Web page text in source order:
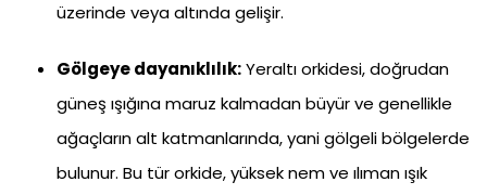
üzerinde veya altında gelişir.
Gölgeye dayanıklılık:Yeraltı orkidesi, doğrudan
güneş ışığına maruz kalmadan büyür ve genellikle
ağaçların alt katmanlarında, yani gölgeli bölgelerde
bulunur. Bu tür orkide, yüksek nem ve ılıman ışık